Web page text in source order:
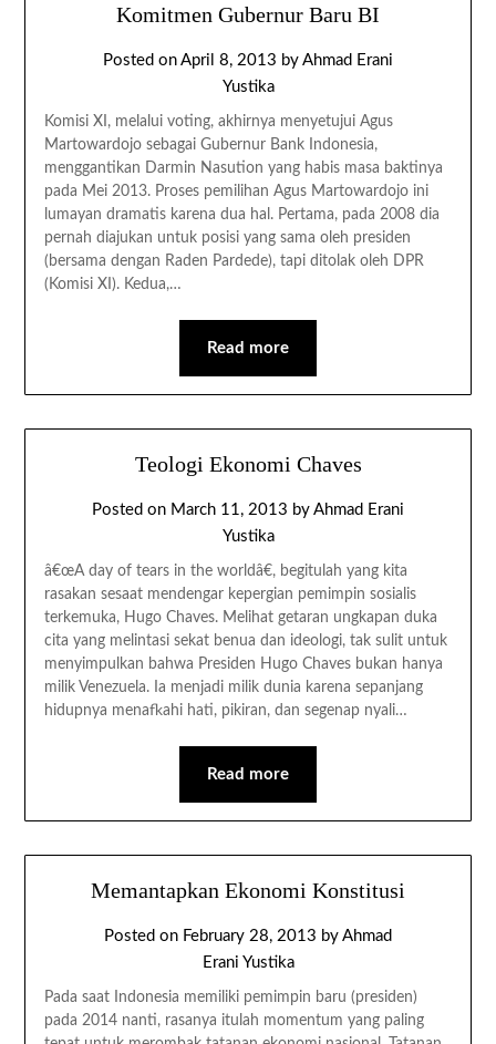
Komitmen Gubernur Baru BI
Posted on April 8, 2013 by Ahmad Erani
Yustika
Komisi XI, melalui voting, akhirnya menyetujui Agus
Martowardojo sebagai Gubernur Bank Indonesia,
menggantikan Darmin Nasution yang habis masa baktinya
pada Mei 2013. Proses pemilihan Agus Martowardojo ini
lumayan dramatis karena dua hal. Pertama, pada 2008 dia
pernah diajukan untuk posisi yang sama oleh presiden
(bersama dengan Raden Pardede), tapi ditolak oleh DPR
(Komisi XI). Kedua,…
Read more
Teologi Ekonomi Chaves
Posted on March 11, 2013 by Ahmad Erani
Yustika
â€œA day of tears in the worldâ€, begitulah yang kita
rasakan sesaat mendengar kepergian pemimpin sosialis
terkemuka, Hugo Chaves. Melihat getaran ungkapan duka
cita yang melintasi sekat benua dan ideologi, tak sulit untuk
menyimpulkan bahwa Presiden Hugo Chaves bukan hanya
milik Venezuela. Ia menjadi milik dunia karena sepanjang
hidupnya menafkahi hati, pikiran, dan segenap nyali…
Read more
Memantapkan Ekonomi Konstitusi
Posted on February 28, 2013 by Ahmad
Erani Yustika
Pada saat Indonesia memiliki pemimpin baru (presiden)
pada 2014 nanti, rasanya itulah momentum yang paling